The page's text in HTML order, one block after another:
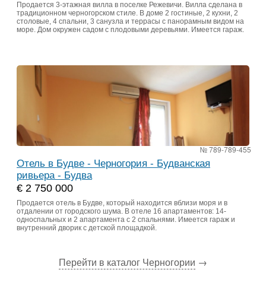
Продается 3-этажная вилла в поселке Режевичи. Вилла сделана в
традиционном черногорском стиле. В доме 2 гостиные, 2 кухни, 2
столовые, 4 спальни, 3 санузла и террасы с панорамным видом на
море. Дом окружен садом с плодовыми деревьями. Имеется гараж.
№ 789-789-455
Отель в Будве - Черногория - Будванская
ривьера - Будва
€ 2 750 000
Продается отель в Будве, который находится вблизи моря и в
отдалении от городского шума. В отеле 16 апартаментов: 14-
односпальных и 2 апартамента с 2 спальнями. Имеется гараж и
внутренний дворик с детской площадкой.
Перейти в каталог Черногории →